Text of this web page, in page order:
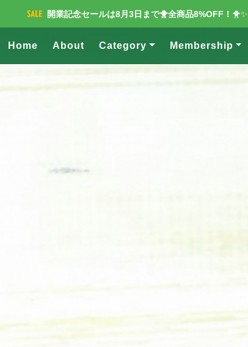
開業記念セールは8月3日まで🐥全商品8%OFF！ 🐥✨
Home About Category Membership